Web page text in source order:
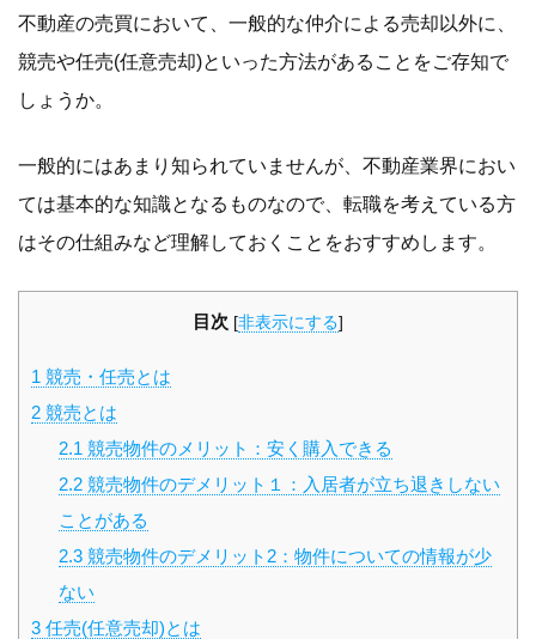
不動産の売買において、一般的な仲介による売却以外に、
競売や任売(任意売却)といった方法があることをご存知で
しょうか。
一般的にはあまり知られていませんが、不動産業界におい
ては基本的な知識となるものなので、転職を考えている方
はその仕組みなど理解しておくことをおすすめします。
目次 [非表示にする]
1 競売・任売とは
2 競売とは
2.1 競売物件のメリット：安く購入できる
2.2競売物件のデメリット１：入居者が立ち退きしない
ことがある
2.3競売物件のデメリット2：物件についての情報が少
ない
3 任売(任意売却)とは